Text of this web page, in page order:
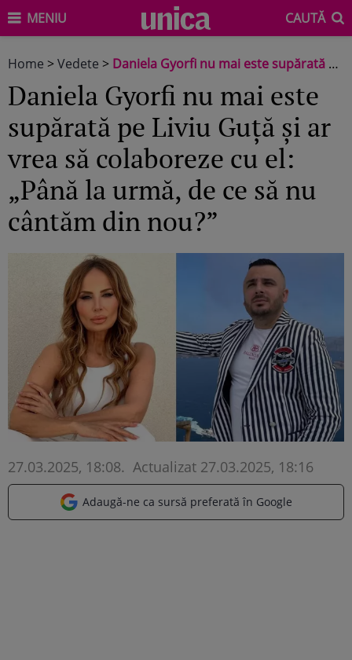
MENIU CAUTĂ
Home >Vedete > Daniela Gyorfi nu mai este supărată pe Liviu Guță și ar vrea să colaboreze cu el: „Până la urmă, de ce să nu cântăm din nou?”
Daniela Gyorfi nu mai este
supărată pe Liviu Guță și ar
vrea să colaboreze cu el:
„Până la urmă, de ce să nu
cântăm din nou?”
27.03.2025, 18:08. Actualizat 27.03.2025, 18:16
Adaugă-ne ca sursă preferată în Google